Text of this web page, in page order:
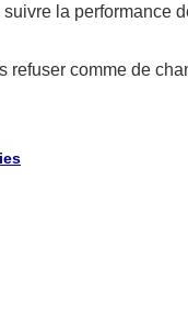
la performance
refuser comme de